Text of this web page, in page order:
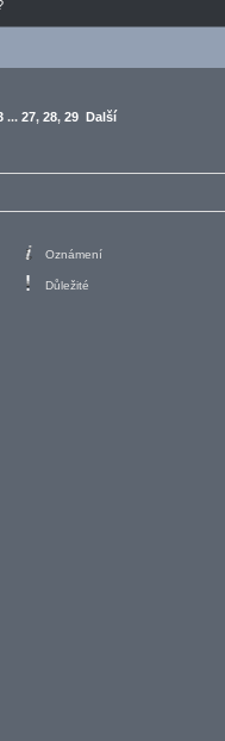
... 27, 28, 29 Další
Oznámení
Důležité